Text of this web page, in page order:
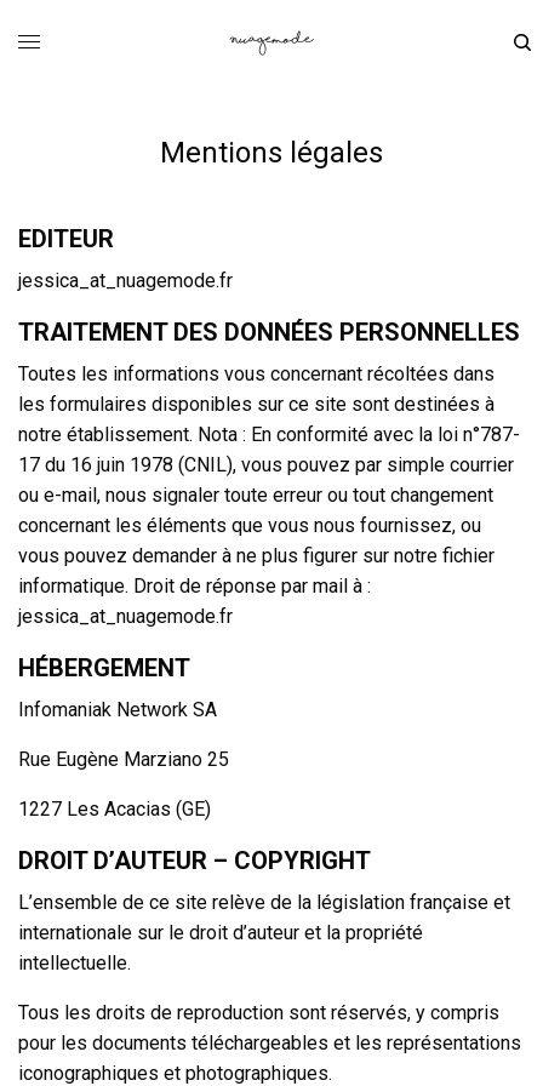
Mentions légales
EDITEUR
jessica_at_nuagemode.fr
TRAITEMENT DES DONNÉES PERSONNELLES
Toutes les informations vous concernant récoltées dans
les formulaires disponibles sur ce site sont destinées à
notre établissement. Nota : En conformité avec la loi n°787-
17 du 16 juin 1978 (CNIL), vous pouvez par simple courrier
ou e-mail, nous signaler toute erreur ou tout changement
concernant les éléments que vous nous fournissez, ou
vous pouvez demander à ne plus figurer sur notre fichier
informatique. Droit de réponse par mail à :
jessica_at_nuagemode.fr
HÉBERGEMENT
Infomaniak Network SA
Rue Eugène Marziano 25
1227 Les Acacias (GE)
DROIT D’AUTEUR – COPYRIGHT
L’ensemble de ce site relève de la législation française et
internationale sur le droit d’auteur et la propriété
intellectuelle.
Tous les droits de reproduction sont réservés, y compris
pour les documents téléchargeables et les représentations
iconographiques et photographiques.